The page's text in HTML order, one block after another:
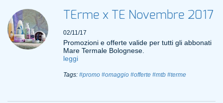
TErme x TE Novembre 2017
02/11/17
Promozioni e offerte valide per tutti gli abbonati
Mare Termale Bolognese.
leggi
Tags: #promo #omaggio #offerte #mtb #terme